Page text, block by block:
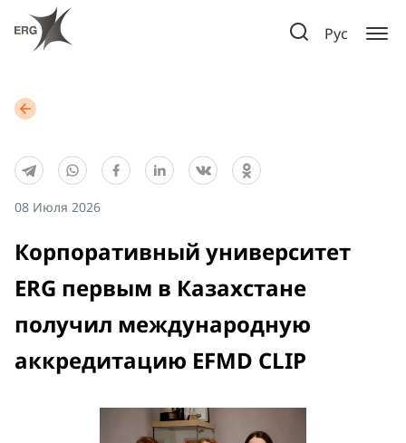
Рус
08 Июля 2026
Корпоративный университет
ERG первым в Казахстане
получил международную
аккредитацию EFMD CLIP